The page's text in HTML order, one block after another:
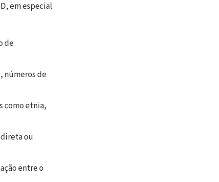
em especial
de
números de
como etnia,
ou
entre o